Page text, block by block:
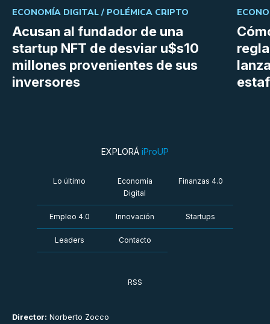
Acusan al fundador de una
startup NFT de desviar u$s10
millones provenientes de sus
inversores
ECONOMÍA DIGITAL / POLÉMICA CRIPTO
Director: Norberto Zocco
EXPLORÁ iProUP
Lo último
Economía
Digital
Finanzas 4.0
Empleo 4.0 Innovación Startups
Leaders Contacto
RSS